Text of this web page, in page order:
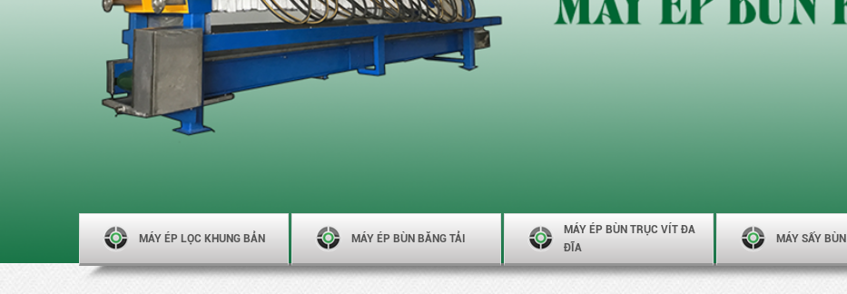
MÁY ÉP LỌC KHUNG BẢN MÁY ÉP BÙN BĂNG TẢI
MÁY ÉP BÙN TRỤC VÍT ĐA
ĐĨA
MÁY SẤY BÙN